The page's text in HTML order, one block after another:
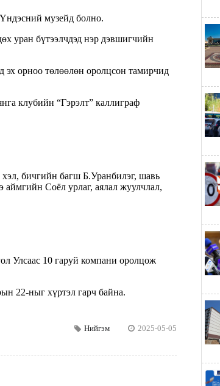
музейд болно.
уран бүтээлчдэд нэр дэвшигчийн
орноо төлөөлөн оролцсон тамирчид
клубийн “Гэрэлт” каллиграф
бичгийн багш Б.Уранбилэг, шавь
Соёл урлаг, аялал жуулчлал,
Улсаас 10 гаруй компани оролцож
22-ныг хүртэл гарч байна.
Нийгэм 2025-05-05